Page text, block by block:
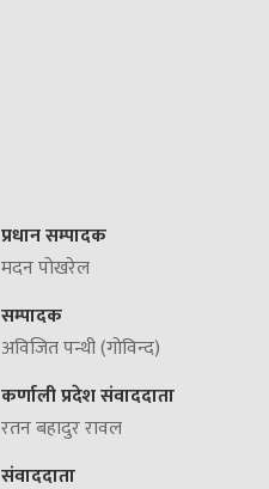
प्रधान सम्पादक
मदन पोखरेल
सम्पादक
अविजित पन्थी (गोविन्द)
कर्णाली प्रदेश संवाददाता
रतन बहादुर रावल
संवाददाता